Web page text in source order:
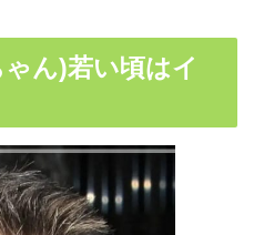
ん)若い頃はイ